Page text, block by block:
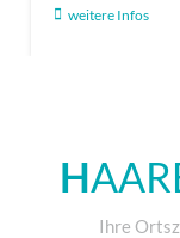
weitere Infos
H
Ihre